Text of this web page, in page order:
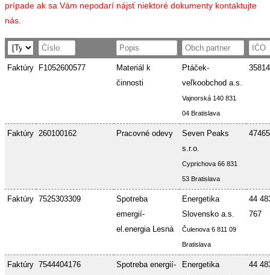
prípade ak sa Vám nepodarí nájsť niektoré dokumenty kontaktujte
nás.
Faktúry F1052600577
Materiál k
činnosti
Ptáček-
veľkoobchod a.s.
Vajnorská 140 831
04 Bratislava
Faktúry 260100162 Pracovné odevy
Seven Peaks
s.r.o.
Cyprichova 66 831
53 Bratislava
Faktúry 7525303309
Spotreba
emergií-
el.energia Lesná
Energetika
Slovensko a.s.
Čulenova 6 811 09
Bratislava
44
767
Faktúry 7544404176
Spotreba energií-
Energetika
44